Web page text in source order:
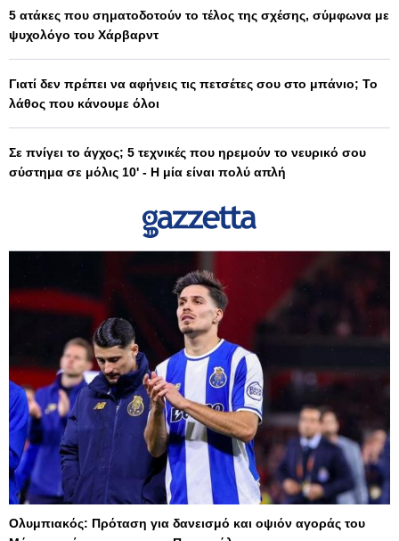
5 ατάκες που σηματοδοτούν το τέλος της σχέσης, σύμφωνα με
ψυχολόγο του Χάρβαρντ
Γιατί δεν πρέπει να αφήνεις τις πετσέτες σου στο μπάνιο; Το
λάθος που κάνουμε όλοι
Σε πνίγει το άγχος; 5 τεχνικές που ηρεμούν το νευρικό σου
σύστημα σε μόλις 10' - Η μία είναι πολύ απλή
Ολυμπιακός: Πρόταση για δανεισμό και οψιόν αγοράς του